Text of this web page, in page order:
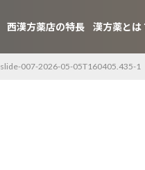
西漢方薬店の特長 漢方薬とは
slide-007-2026-05-05T160405.435-1